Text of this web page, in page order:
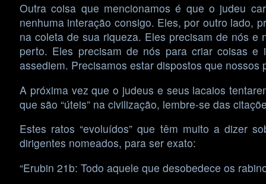
Outra coisa que mencionamos é que o judeu
nenhuma interação consigo. Eles, por outro lado,
na coleta de sua riqueza. Eles precisam de nós
perto. Eles precisam de nós para criar coisas e
assediem. Precisamos estar dispostos que
A próxima vez que o judeus e seus lacaios
que são “úteis” na civilização, lembre-se das
Estes ratos “evoluídos” que têm muito a dizer
dirigentes nomeados, para ser exato:
“Erubin 21b: Todo aquele que desobedece os